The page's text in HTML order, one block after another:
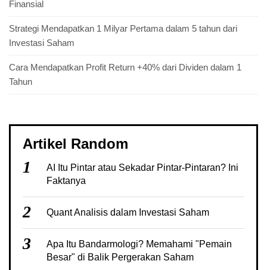
Finansial
Strategi Mendapatkan 1 Milyar Pertama dalam 5 tahun dari
Investasi Saham
Cara Mendapatkan Profit Return +40% dari Dividen dalam 1
Tahun
Artikel Random
1
AI Itu Pintar atau Sekadar Pintar-Pintaran? Ini
Faktanya
2 Quant Analisis dalam Investasi Saham
3
Apa Itu Bandarmologi? Memahami "Pemain
Besar" di Balik Pergerakan Saham